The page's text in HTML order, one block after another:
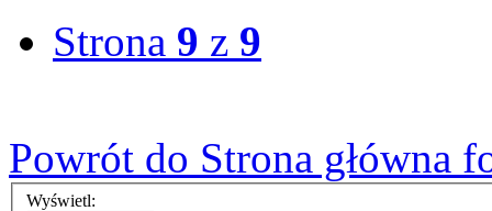
Strona 9 z 9
Powrót do Strona główna
Wyświetl: